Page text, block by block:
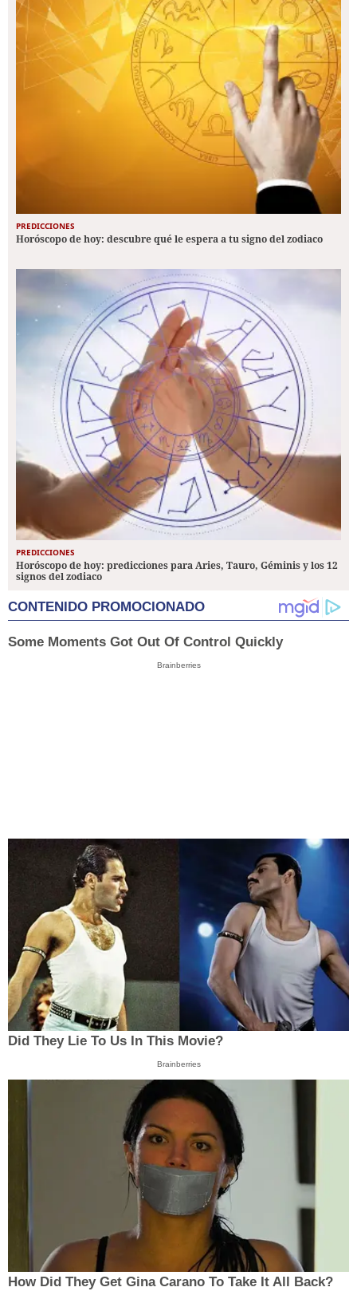
PREDICCIONES
Horóscopo de hoy: descubre qué le espera a tu signo del zodiaco
PREDICCIONES
Horóscopo de hoy: predicciones para Aries, Tauro, Géminis y los 12
signos del zodiaco
CONTENIDO PROMOCIONADO
Some Moments Got Out Of Control Quickly
Brainberries
Did They Lie To Us In This Movie?
Brainberries
How Did They Get Gina Carano To Take It All Back?